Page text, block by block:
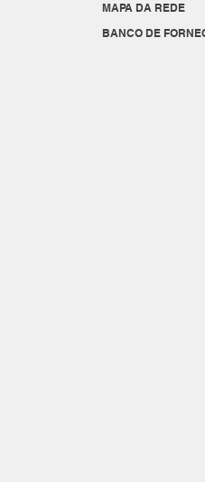
MAPA DA REDE
BANCO DE